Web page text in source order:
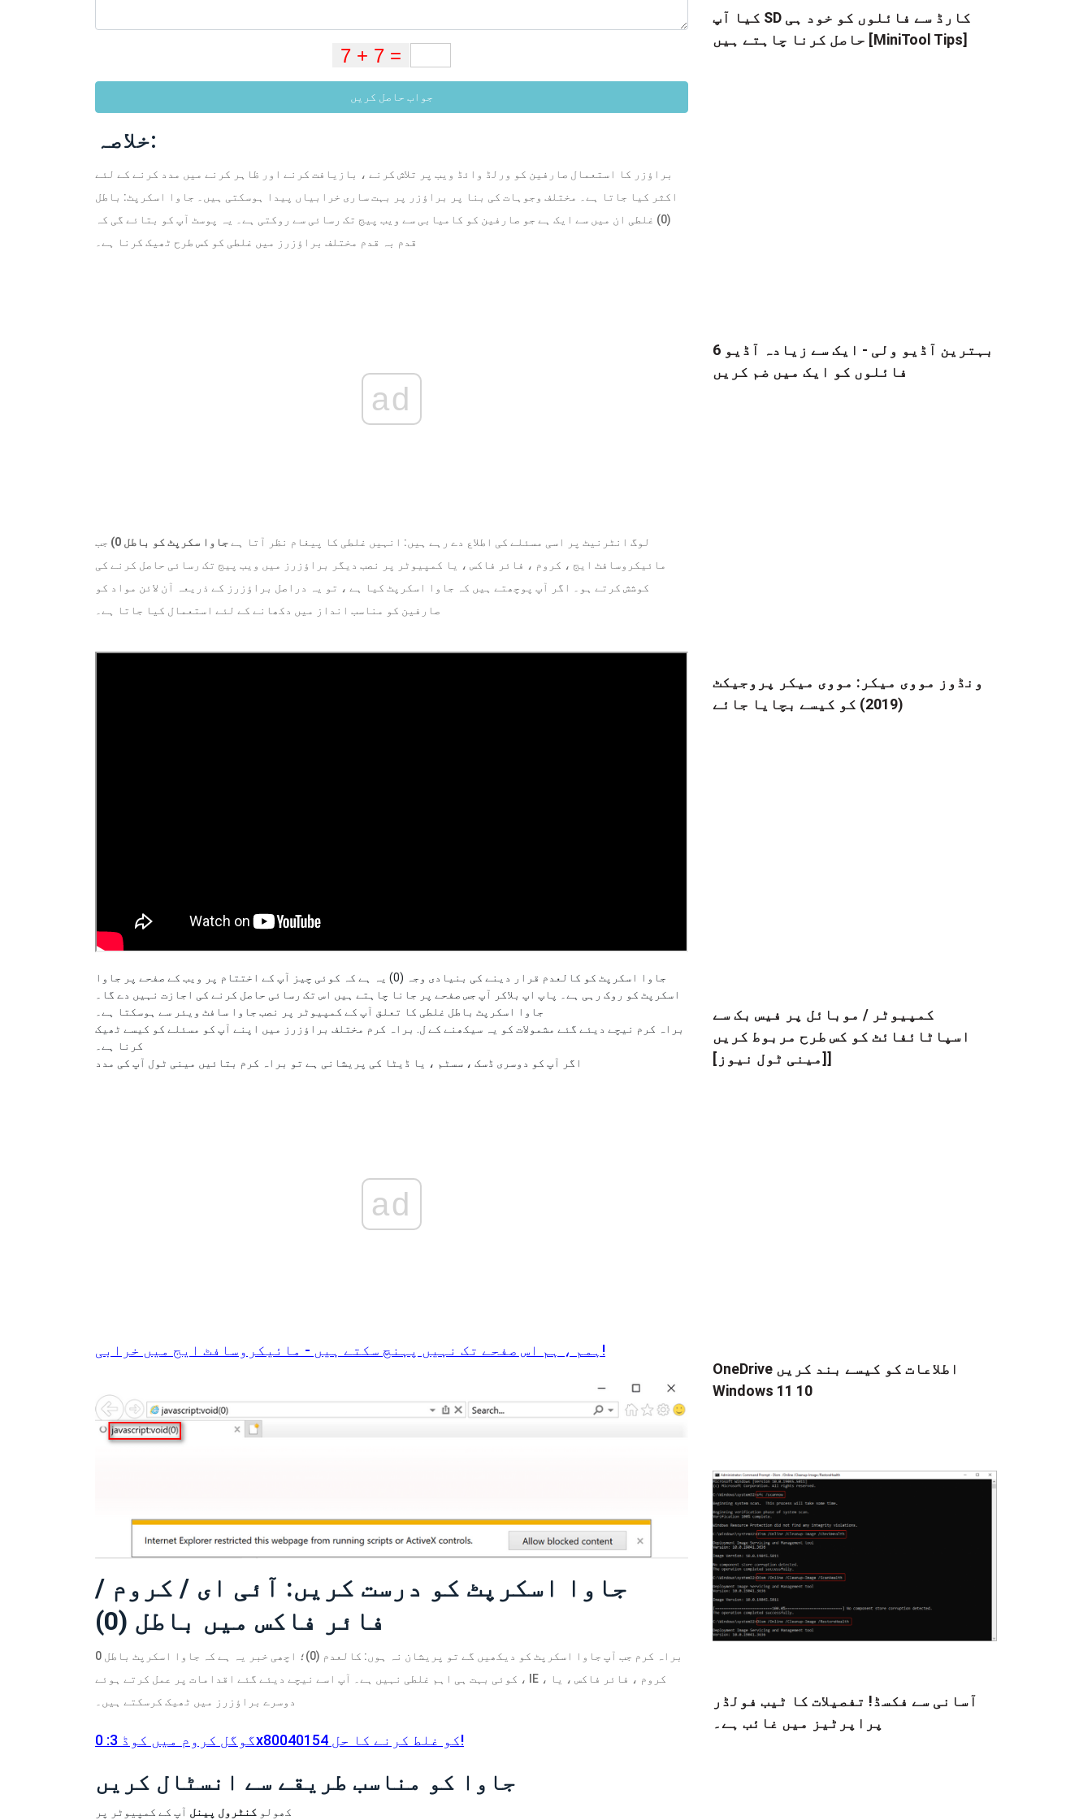
جواب حاصل کریں
خلاصہ:
براؤزر کا استعمال صارفین کو ورلڈ وائڈ ویب پر تلاش کرنے ، بازیافت کرنے اور ظاہر کرنے میں مدد کرنے کے لئے
اکثر کیا جاتا ہے۔ مختلف وجوہات کی بنا پر براؤزر پر بہت ساری خرابیاں پیدا ہوسکتی ہیں۔ جاوا اسکرپٹ: باطل
(0) غلطی ان میں سے ایک ہے جو صارفین کو کامیابی سے ویب پیج تک رسائی سے روکتی ہے۔ یہ پوسٹ آپ کو بتائے گی کہ
قدم بہ قدم مختلف براؤزرز میں غلطی کو کس طرح ٹھیک کرنا ہے۔
ad
لوگ انٹرنیٹ پر اسی مسئلے کی اطلاع دے رہے ہیں: انہیں غلطی کا پیغام نظر آتا ہے جاوا سکرپٹ کو باطل 0)
جب
مائیکروسافٹ ایج ، کروم ، فائر فاکس ، یا کمپیوٹر پر نصب دیگر براؤزرز میں ویب پیج تک رسائی حاصل کرنے کی
کوشش کرتے ہو۔ اگر آپ پوچھتے ہیں کہ جاوا اسکرپٹ کیا ہے ، تو یہ دراصل براؤزرز کے ذریعہ آن لائن مواد کو
صارفین کو مناسب انداز میں دکھانے کے لئے استعمال کیا جاتا ہے۔
جاوا اسکرپٹ کو کالعدم قرار دینے کی بنیادی وجہ (0) یہ ہے کہ کوئی چیز آپ کے اختتام پر ویب کے صفحے پر جاوا
اسکرپٹ کو روک رہی ہے۔ پاپ اپ بلاکر آپ جس صفحے پر جانا چاہتے ہیں اس تک رسائی حاصل کرنے کی اجازت نہیں دے گا۔
جاوا اسکرپٹ باطل غلطی کا تعلق آپ کے کمپیوٹر پر نصب جاوا سافٹ ویئر سے ہوسکتا ہے۔
براہ کرم نیچے دیئے گئے مشمولات کو یہ سیکھنے کے ل. براہ کرم مختلف براؤزرز میں اپنے آپ کو مسئلے کو کیسے ٹھیک
کرنا ہے۔
اگر آپ کو دوسری ڈسک ، سسٹم ، یا ڈیٹا کی پریشانی ہے تو براہ کرم بتائیں مینی ٹول آپ کی مدد
ad
ہمم ، ہم اس صفحے تک نہیں پہنچ سکتے ہیں - مائیکروسافٹ ایج میں خرابی!
جاوا اسکرپٹ کو درست کریں: آئی ای / کروم /
فائر فاکس میں باطل (0)
براہ کرم جب آپ جاوا اسکرپٹ کو دیکھیں گے تو پریشان نہ ہوں: کالعدم (0)؛ اچھی خبر یہ ہے کہ جاوا اسکرپٹ باطل 0
کوئی بہت ہی اہم غلطی نہیں ہے۔ آپ اسے نیچے دیئے گئے اقدامات پر عمل کرتے ہوئے ، IE ، کروم ، فائر فاکس ، یا
دوسرے براؤزرز میں ٹھیک کرسکتے ہیں۔
گوگل کروم میں کوڈ 3: 0x80040154 کو غلط کرنے کا حل!
جاوا کو مناسب طریقے سے انسٹال کریں
کھولو کنٹرول پینل آپ کے کمپیوٹر پر
کیا آپ SD کارڈ سے فائلوں کو خود ہی
حاصل کرنا چاہتے ہیں [MiniTool Tips]
6 بہترین آڈیو ولی - ایک سے زیادہ آڈیو
فائلوں کو ایک میں ضم کریں
ونڈوز مووی میکر: مووی میکر پروجیکٹ
(2019) کو کیسے بچایا جائے
کمپیوٹر / موبائل پر فیس بک سے
اسپاٹائفائٹ کو کس طرح مربوط کریں
[[مینی ٹول نیوز]
OneDrive اطلاعات کو کیسے بند کریں
Windows 11 10
آسانی سے فکسڈ! تفصیلات کا ٹیب فولڈر
پراپرٹیز میں غائب ہے۔